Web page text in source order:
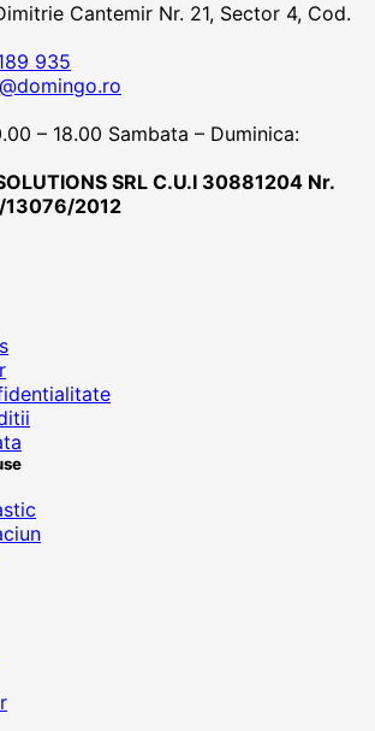
Cantemir Nr. 21, Sector 4, Cod.
935
– 18.00 Sambata – Duminica:
SRL C.U.I 30881204 Nr.
13076/2012